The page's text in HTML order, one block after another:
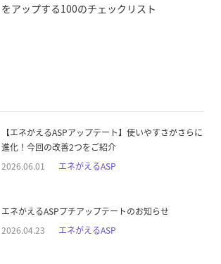
をアップする100のチェックリスト
【エネがえるASPアップデート】使いやすさがさらに
進化！今回の改善2つをご紹介
2026.06.01
エネがえるASP
エネがえるASPプチアップデートのお知らせ
2026.04.23
エネがえるASP